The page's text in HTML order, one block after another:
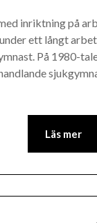
inriktning på
ett långt
På 1980-
Läs mer